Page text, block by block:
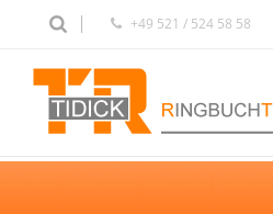
+49 521 / 524 58 58